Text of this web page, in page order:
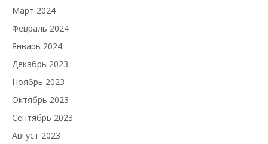
Март 2024
Февраль 2024
Январь 2024
Декабрь 2023
Ноябрь 2023
Октябрь 2023
Сентябрь 2023
Август 2023